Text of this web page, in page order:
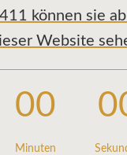
können sie
Website
00
Minuten